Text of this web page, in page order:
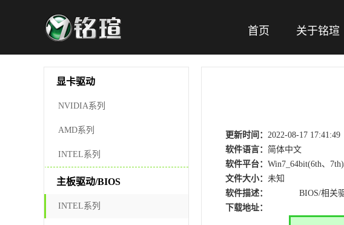
首页 关于铭瑄
显卡驱动
NVIDIA系列
AMD系列
INTEL系列
主板驱动/BIOS
INTEL系列
更新时间： 2022-08-17 17:41:49
软件语言： 简体中文
软件平台： Win7_64bit(6th、
文件大小： 未知
软件描述：
BIOS/相关驱
下载地址：